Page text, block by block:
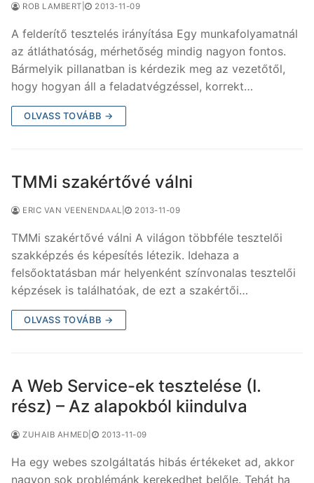
ROB LAMBERT 2013-11-09
A felderítő tesztelés irányítása Egy munkafolyamatnál
az átláthatóság, mérhetőség mindig nagyon fontos.
Bármelyik pillanatban is kérdezik meg az vezetőtől,
hogy hogyan áll a feladatvégzéssel, korrekt…
OLVASS TOVÁBB →
TMMi szakértővé válni
ERIC VAN VEENENDAAL 2013-11-09
TMMi szakértővé válni A világon többféle tesztelői
szakképzés és képesítés létezik. Idehaza a
felsőoktatásban már helyenként színvonalas tesztelői
képzések is találhatóak, de ezt a szakértői…
OLVASS TOVÁBB →
A Web Service-ek tesztelése (I.
rész) – Az alapokból kiindulva
ZUHAIB AHMED 2013-11-09
Ha egy webes szolgáltatás hibás értékeket ad, akkor
nagyon sok problémánk kerekedhet belőle. Tehát ha